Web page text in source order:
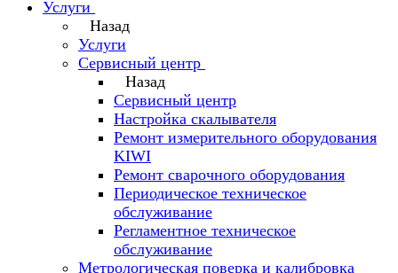
Услуги
Назад
Услуги
Сервисный центр
Назад
Сервисный центр
Настройка скалывателя
Ремонт измерительного оборудования
KIWI
Ремонт сварочного оборудования
Периодическое техническое
обслуживание
Регламентное техническое
обслуживание
Метрологическая поверка и калибровка